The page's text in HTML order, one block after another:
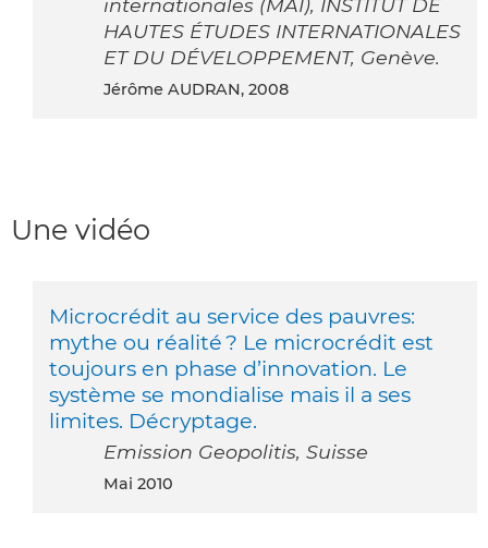
internationales (MAI), INSTITUT DE
HAUTES ÉTUDES INTERNATIONALES
ET DU DÉVELOPPEMENT, Genève.
Jérôme AUDRAN, 2008
Une vidéo
Microcrédit au service des pauvres:
mythe ou réalité ? Le microcrédit est
toujours en phase d’innovation. Le
système se mondialise mais il a ses
limites. Décryptage.
Emission Geopolitis, Suisse
mai 2010